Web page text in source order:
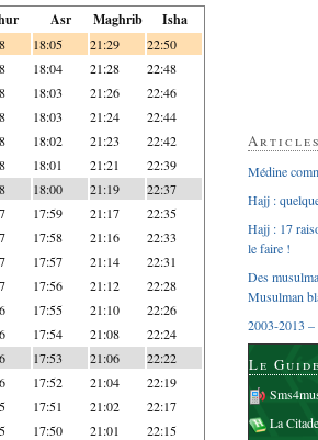
Asr Maghrib Isha
18:05 21:29 22:50
18:04 21:28 22:48
18:03 21:26 22:46
18:03 21:24 22:44
18:02 21:23 22:42
18:01 21:21 22:39
18:00 21:19 22:37
17:59 21:17 22:35
17:58 21:16 22:33
17:57 21:14 22:31
17:56 21:12 22:28
17:55 21:10 22:26
17:54 21:08 22:24
17:53 21:06 22:22
17:52 21:04 22:19
17:51 21:02 22:17
17:50 21:01 22:15
Médine
Hajj :
Hajj : 17
le faire !
Des
Musulman
2003-2013 –
Le
La